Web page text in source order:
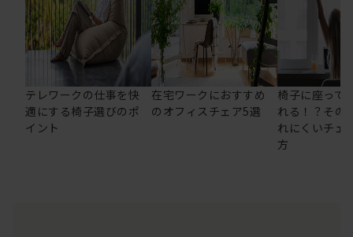
テレワークの仕事を快
適にする椅子選びのポ
イント
在宅ワークにおすすめ
のオフィスチェア5選
椅子に座って
れる！？その
れにくいチェ
方